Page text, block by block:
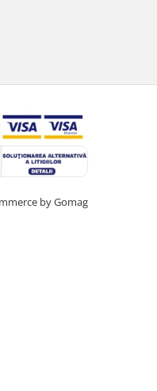
by Gomag